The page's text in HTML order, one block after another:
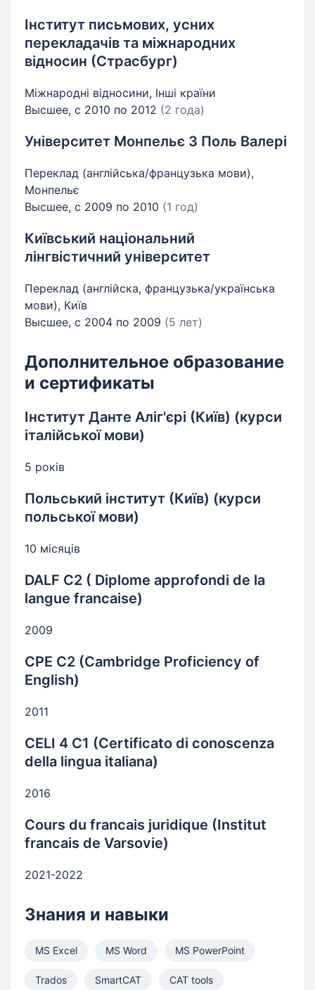
Інститут письмових, усних
перекладачів та міжнародних
відносин (Страсбург)
Міжнародні відносини, Інші країни
Высшее, с 2010 по 2012 (2 года)
Університет Монпельє 3 Поль Валері
Переклад (англійська/французька мови),
Монпельє
Высшее, с 2009 по 2010 (1 год)
Київський національний
лінгвістичний університет
Переклад (англійска, французька/українська
мови), Київ
Высшее, с 2004 по 2009 (5 лет)
Дополнительное образование
и сертификаты
Інститут Данте Аліг'єрі (Київ) (курси
італійської мови)
5 років
Польський інститут (Київ) (курси
польської мови)
10 місяців
DALF C2 ( Diplome approfondi de la
langue francaise)
2009
CPE C2 (Cambridge Proficiency of
English)
2011
CELI 4 С1 (Certificato di conoscenza
della lingua italiana)
2016
Cours du francais juridique (Institut
francais de Varsovie)
2021-2022
Знания и навыки
MS Excel MS Word MS PowerPoint
Trados SmartCAT CAT tools